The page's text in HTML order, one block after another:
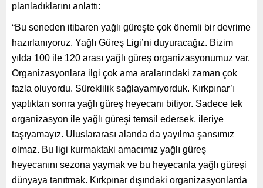
planladıklarını anlattı:
“Bu seneden itibaren yağlı güreşte çok önemli bir devrime
hazırlanıyoruz. Yağlı Güreş Ligi’ni duyuracağız. Bizim
yılda 100 ile 120 arası yağlı güreş organizasyonumuz var.
Organizasyonlara ilgi çok ama aralarındaki zaman çok
fazla oluyordu. Süreklilik sağlayamıyorduk. Kırkpınar’ı
yaptıktan sonra yağlı güreş heyecanı bitiyor. Sadece tek
organizasyon ile yağlı güreşi temsil edersek, ileriye
taşıyamayız. Uluslararası alanda da yayılma şansımız
olmaz. Bu ligi kurmaktaki amacımız yağlı güreş
heyecanını sezona yaymak ve bu heyecanla yağlı güreşi
dünyaya tanıtmak. Kırkpınar dışındaki organizasyonlarda